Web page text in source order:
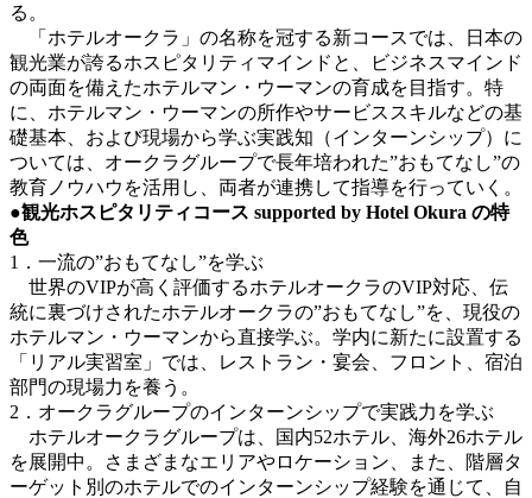
る。
「ホテルオークラ」の名称を冠する新コースでは、日本の
観光業が誇るホスピタリティマインドと、ビジネスマインド
の両面を備えたホテルマン・ウーマンの育成を目指す。特
に、ホテルマン・ウーマンの所作やサービススキルなどの基
礎基本、および現場から学ぶ実践知（インターンシップ）に
ついては、オークラグループで長年培われた”おもてなし”の
教育ノウハウを活用し、両者が連携して指導を行っていく。
●観光ホスピタリティコース supported by Hotel Okura の特
色
1．一流の”おもてなし”を学ぶ
世界のVIPが高く評価するホテルオークラのVIP対応、伝
統に裏づけされたホテルオークラの”おもてなし”を、現役の
ホテルマン・ウーマンから直接学ぶ。学内に新たに設置する
「リアル実習室」では、レストラン・宴会、フロント、宿泊
部門の現場力を養う。
2．オークラグループのインターンシップで実践力を学ぶ
ホテルオークラグループは、国内52ホテル、海外26ホテル
を展開中。さまざまなエリアやロケーション、また、階層タ
ーゲット別のホテルでのインターンシップ経験を通じて、自